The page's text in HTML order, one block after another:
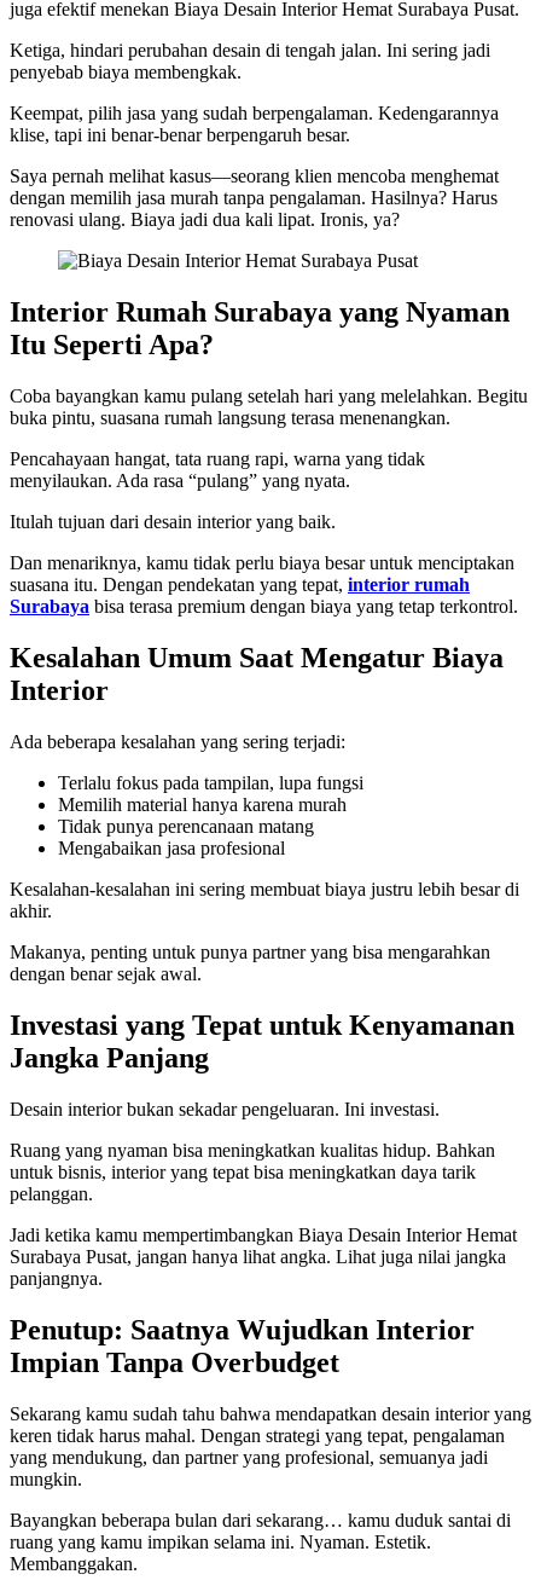
juga efektif menekan Biaya Desain Interior Hemat Surabaya Pusat.
Ketiga, hindari perubahan desain di tengah jalan. Ini sering jadi
penyebab biaya membengkak.
Keempat, pilih jasa yang sudah berpengalaman. Kedengarannya
klise, tapi ini benar-benar berpengaruh besar.
Saya pernah melihat kasus—seorang klien mencoba menghemat
dengan memilih jasa murah tanpa pengalaman. Hasilnya? Harus
renovasi ulang. Biaya jadi dua kali lipat. Ironis, ya?
Interior Rumah Surabaya yang Nyaman
Itu Seperti Apa?
Coba bayangkan kamu pulang setelah hari yang melelahkan. Begitu
buka pintu, suasana rumah langsung terasa menenangkan.
Pencahayaan hangat, tata ruang rapi, warna yang tidak
menyilaukan. Ada rasa “pulang” yang nyata.
Itulah tujuan dari desain interior yang baik.
Dan menariknya, kamu tidak perlu biaya besar untuk menciptakan
suasana itu. Dengan pendekatan yang tepat, interior rumah
Surabaya bisa terasa premium dengan biaya yang tetap terkontrol.
Kesalahan Umum Saat Mengatur Biaya
Interior
Ada beberapa kesalahan yang sering terjadi:
Terlalu fokus pada tampilan, lupa fungsi
Memilih material hanya karena murah
Tidak punya perencanaan matang
Mengabaikan jasa profesional
Kesalahan-kesalahan ini sering membuat biaya justru lebih besar di
akhir.
Makanya, penting untuk punya partner yang bisa mengarahkan
dengan benar sejak awal.
Investasi yang Tepat untuk Kenyamanan
Jangka Panjang
Desain interior bukan sekadar pengeluaran. Ini investasi.
Ruang yang nyaman bisa meningkatkan kualitas hidup. Bahkan
untuk bisnis, interior yang tepat bisa meningkatkan daya tarik
pelanggan.
Jadi ketika kamu mempertimbangkan Biaya Desain Interior Hemat
Surabaya Pusat, jangan hanya lihat angka. Lihat juga nilai jangka
panjangnya.
Penutup: Saatnya Wujudkan Interior
Impian Tanpa Overbudget
Sekarang kamu sudah tahu bahwa mendapatkan desain interior yang
keren tidak harus mahal. Dengan strategi yang tepat, pengalaman
yang mendukung, dan partner yang profesional, semuanya jadi
mungkin.
Bayangkan beberapa bulan dari sekarang… kamu duduk santai di
ruang yang kamu impikan selama ini. Nyaman. Estetik.
Membanggakan.